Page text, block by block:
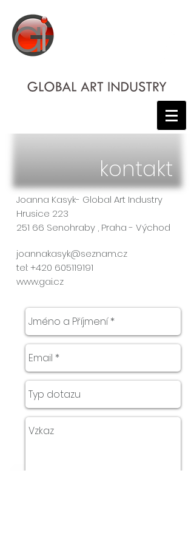
kontakt
Joanna Kasyk- Global Art Industry
Hrusice 223
251 66 Senohraby , Praha - Východ
joannakasyk@seznam.cz
tel:+420 605119191
www.gai.cz